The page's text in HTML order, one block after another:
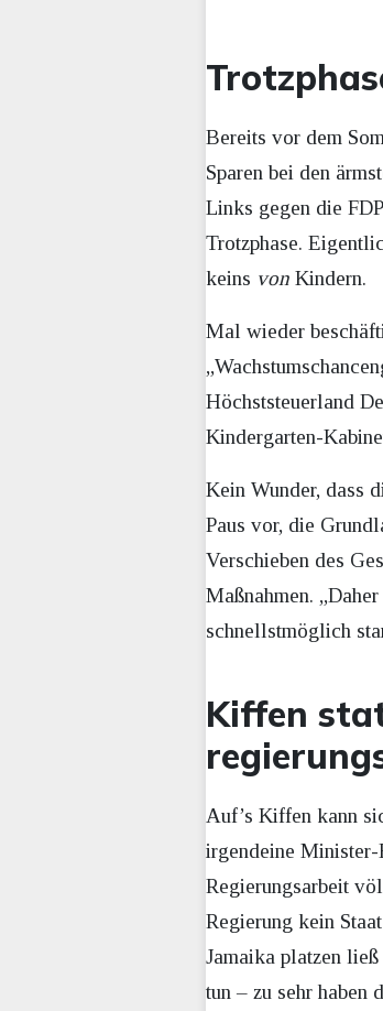
Bereits vor dem
Sparen bei den
Links gegen die
Trotzphase.
keins von Kindern.
Mal wieder
Höchststeuerland
Kindergarten-
Kein Wunder, dass
Paus vor, die
Verschieben des
Maßnahmen.
schnellstmöglich
Kiffen
Auf’s Kiffen kann
irgendeine
Regierungsarbeit
Regierung kein
Jamaika platzen
tun – zu sehr